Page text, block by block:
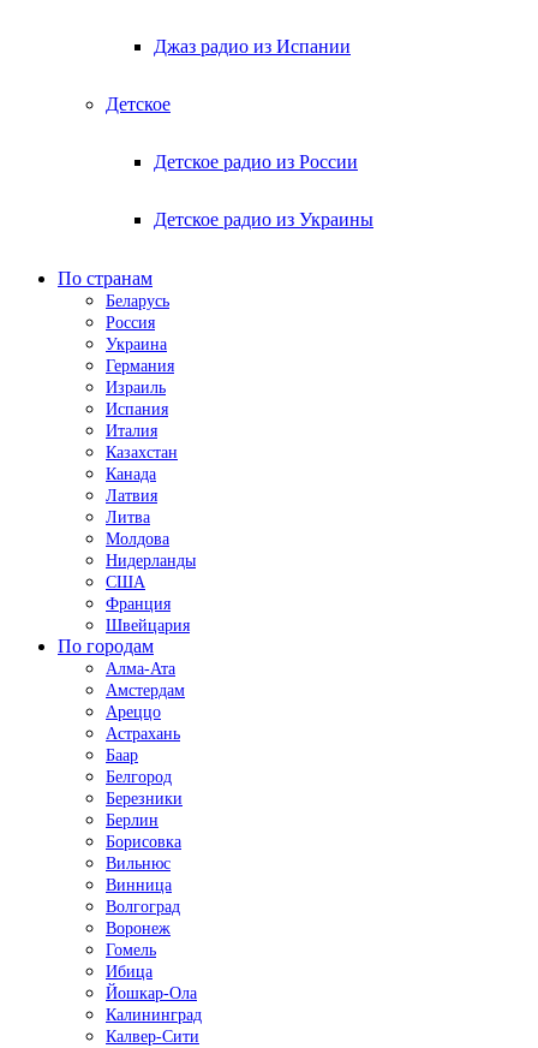
Джаз радио из Испании
Детское
Детское радио из России
Детское радио из Украины
По странам
Беларусь
Россия
Украина
Германия
Израиль
Испания
Италия
Казахстан
Канада
Латвия
Литва
Молдова
Нидерланды
США
Франция
Швейцария
По городам
Алма-Ата
Амстердам
Ареццо
Астрахань
Баар
Белгород
Березники
Берлин
Борисовка
Вильнюс
Винница
Волгоград
Воронеж
Гомель
Ибица
Йошкар-Ола
Калининград
Калвер-Сити